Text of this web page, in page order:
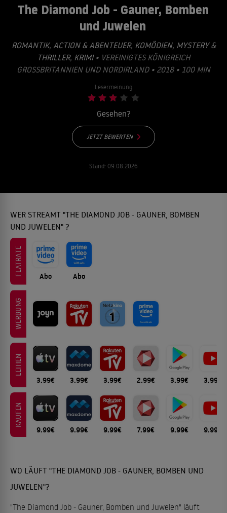
The Diamond Job - Gauner, Bomben
und Juwelen
ROMANTIK, ACTION & ABENTEUER, KOMÖDIEN, MYSTERY &
THRILLER, KRIMI• VEREINIGTES KÖNIGREICH
GROSSBRITANNIEN UND NORDIRLAND • 2018 • 100 MIN
Lesermeinung
Gesehen?
JETZT BEWERTEN
Stand: 09.08.2026
WER STREAMT "THE DIAMOND JOB - GAUNER, BOMBEN
UND JUWELEN" ?
FLATRATE Abo Abo
WERBUNG
LEIHEN
3.99€ 3.99€ 3.99€ 2.99€ 3.99€ 3.99€
KAUFEN
9.99€ 9.99€ 9.99€ 7.99€ 9.99€ 9.99€
WO LÄUFT "THE DIAMOND JOB - GAUNER, BOMBEN UND
JUWELEN"?
"The Diamond Job - Gauner, Bomben und Juwelen" läuft